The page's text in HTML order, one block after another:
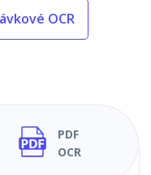
OCR
PDF
OCR